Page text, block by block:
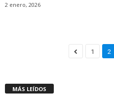
2 enero, 2026
1 2
MÁS LEÍDOS